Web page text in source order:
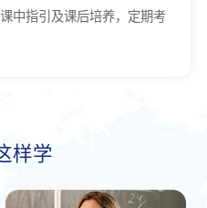
中指引及课后培养，定期考
样学